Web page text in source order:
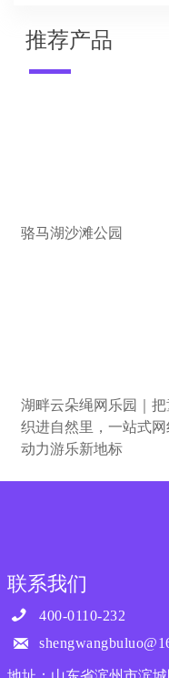
推荐产品
骆马湖沙滩公园
湖畔云朵绳网乐园｜把
织进自然里，一站式
动力游乐新地标
联系我们
 400-0110-232
